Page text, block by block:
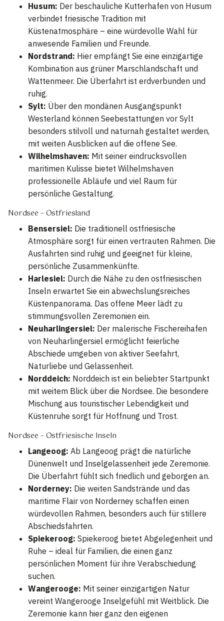
Husum: Der beschauliche Kutterhafen von Husum
verbindet friesische Tradition mit
Küstenatmosphäre – eine würdevolle Wahl für
anwesende Familien und Freunde.
Nordstrand: Hier empfängt Sie eine einzigartige
Kombination aus grüner Marschlandschaft und
Wattenmeer. Die Überfahrt ist erdverbunden und
ruhig.
Sylt: Über den mondänen Ausgangspunkt
Westerland können Seebestattungen vor Sylt
besonders stilvoll und naturnah gestaltet werden,
mit weiten Ausblicken auf die offene See.
Wilhelmshaven: Mit seiner eindrucksvollen
maritimen Kulisse bietet Wilhelmshaven
professionelle Abläufe und viel Raum für
persönliche Gestaltung.
Nordsee – Ostfriesland
Bensersiel: Die traditionell ostfriesische
Atmosphäre sorgt für einen vertrauten Rahmen. Die
Ausfahrten sind ruhig und geeignet für kleine,
persönliche Zusammenkünfte.
Harlesiel: Durch die Nähe zu den ostfriesischen
Inseln erwartet Sie ein abwechslungsreiches
Küstenpanorama. Das offene Meer lädt zu
stimmungsvollen Zeremonien ein.
Neuharlingersiel: Der malerische Fischereihafen
von Neuharlingersiel ermöglicht feierliche
Abschiede umgeben von aktiver Seefahrt,
Naturliebe und Gelassenheit.
Norddeich: Norddeich ist ein beliebter Startpunkt
mit weitem Blick über die Nordsee. Die besondere
Mischung aus touristischer Lebendigkeit und
Küstenruhe sorgt für Hoffnung und Trost.
Nordsee – Ostfriesische Inseln
Langeoog: Ab Langeoog prägt die natürliche
Dünenwelt und Inselgelassenheit jede Zeremonie.
Die Überfahrt fühlt sich friedlich und geborgen an.
Norderney: Die weiten Sandstrände und das
maritime Flair von Norderney schaffen einen
würdevollen Rahmen, besonders auch für stillere
Abschiedsfahrten.
Spiekeroog: Spiekeroog bietet Abgelegenheit und
Ruhe – ideal für Familien, die einen ganz
persönlichen Moment für ihre Verabschiedung
suchen.
Wangerooge: Mit seiner einzigartigen Natur
vereint Wangerooge Inselgefühl mit Weitblick. Die
Zeremonie kann hier ganz den eigenen